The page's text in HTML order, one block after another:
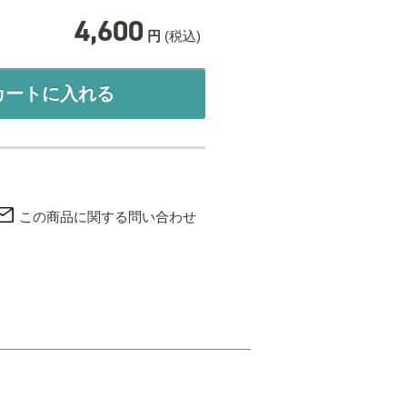
4,600 円 (税込)
ートに入れる
この商品に関する問い合わせ